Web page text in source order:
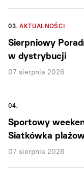
03. AKTUALNOŚCI
Sierpniowy
w dystrybucji
07 sierpnia 2026
04.
Sportowy
Siatkówka
07 sierpnia 2026